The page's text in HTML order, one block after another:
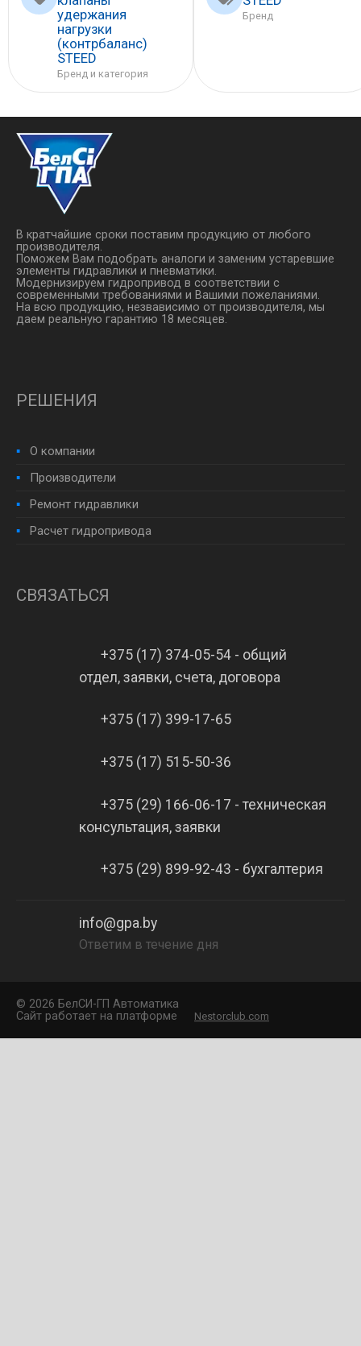
удержания
нагрузки
(контрбаланс)
STEED
Бренд и категория
Бренд
В кратчайшие сроки поставим продукцию от любого
производителя.
Поможем Вам подобрать аналоги и заменим устаревшие
элементы гидравлики и пневматики.
Модернизируем гидропривод в соответствии с
современными требованиями и Вашими пожеланиями.
На всю продукцию, незвависимо от производителя, мы
даем реальную гарантию 18 месяцев.
РЕШЕНИЯ
О компании
Производители
Ремонт гидравлики
Расчет гидропривода
СВЯЗАТЬСЯ
+375 (17) 374-05-54 - общий
отдел, заявки, счета, договора
+375 (17) 399-17-65
+375 (17) 515-50-36
+375 (29) 166-06-17 - техническая
консультация, заявки
+375 (29) 899-92-43 - бухгалтерия
info@gpa.by
Ответим в течение дня
© 2026 БелCИ-ГП Автоматика
Сайт работает на платформе
Nestorclub.com